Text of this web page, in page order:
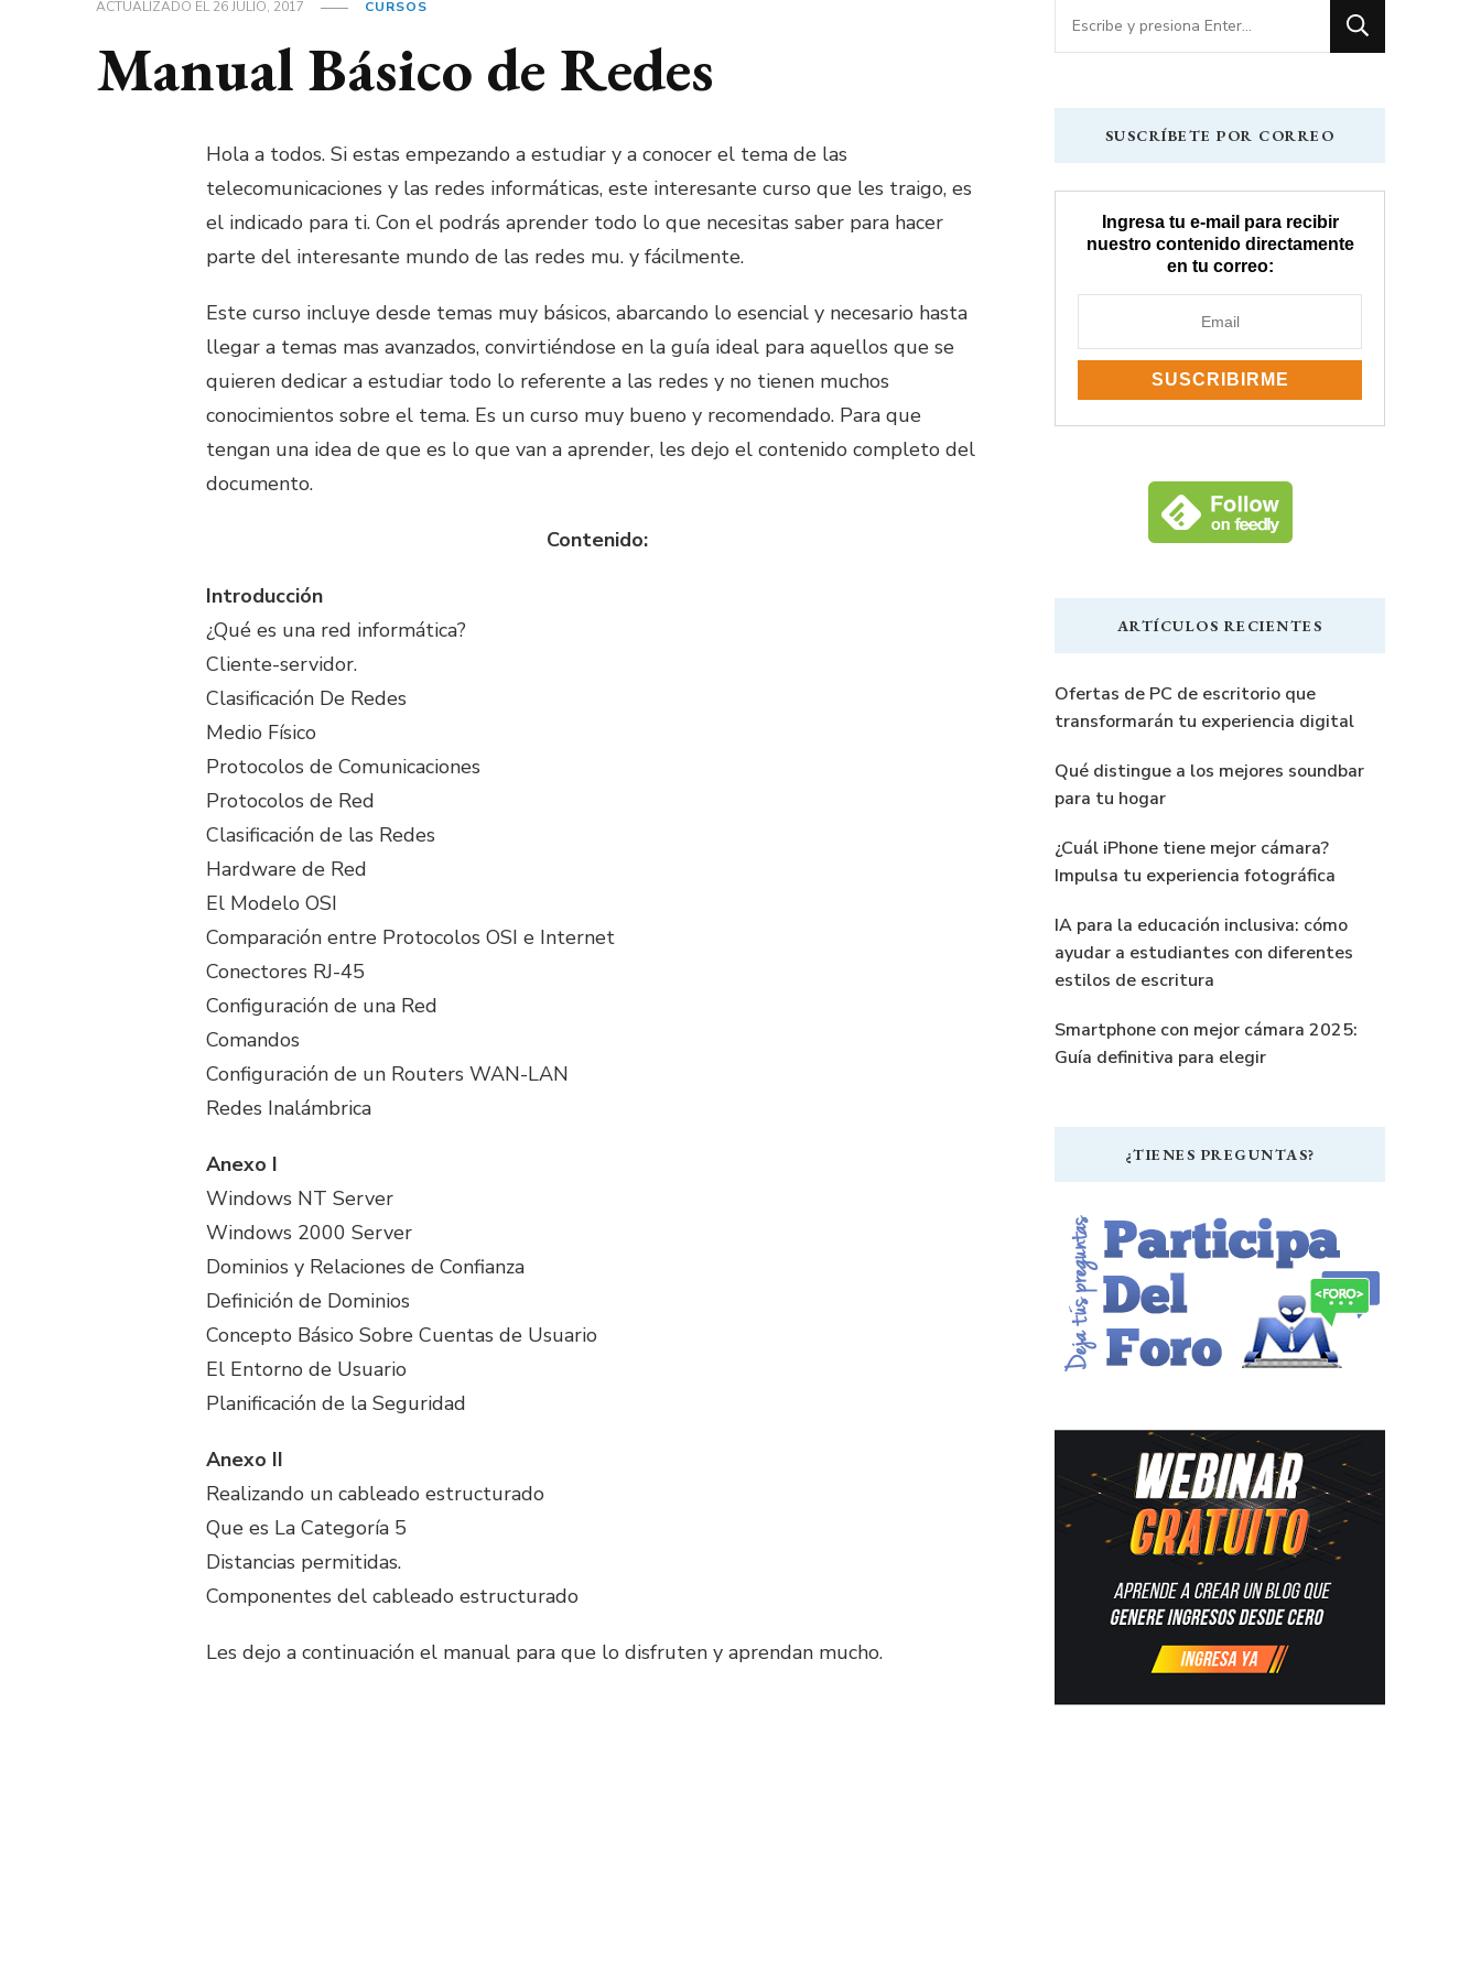
ACTUALIZADO EL26 JULIO, 2017 CURSOS
Manual Básico de Redes
Hola a todos. Si estas empezando a estudiar y a conocer el tema de las
telecomunicaciones y las redes informáticas, este interesante curso que les traigo, es
el indicado para ti. Con el podrás aprender todo lo que necesitas saber para hacer
parte del interesante mundo de las redes mu. y fácilmente.
Este curso incluye desde temas muy básicos, abarcando lo esencial y necesario hasta
llegar a temas mas avanzados, convirtiéndose en la guía ideal para aquellos que se
quieren dedicar a estudiar todo lo referente a las redes y no tienen muchos
conocimientos sobre el tema. Es un curso muy bueno y recomendado. Para que
tengan una idea de que es lo que van a aprender, les dejo el contenido completo del
documento.
Contenido:
Introducción
¿Qué es una red informática?
Cliente-servidor.
Clasificación De Redes
Medio Físico
Protocolos de Comunicaciones
Protocolos de Red
Clasificación de las Redes
Hardware de Red
El Modelo OSI
Comparación entre Protocolos OSI e Internet
Conectores RJ-45
Configuración de una Red
Comandos
Configuración de un Routers WAN-LAN
Redes Inalámbrica
Anexo I
Windows NT Server
Windows 2000 Server
Dominios y Relaciones de Confianza
Definición de Dominios
Concepto Básico Sobre Cuentas de Usuario
El Entorno de Usuario
Planificación de la Seguridad
Anexo II
Realizando un cableado estructurado
Que es La Categoría 5
Distancias permitidas.
Componentes del cableado estructurado
Les dejo a continuación el manual para que lo disfruten y aprendan mucho.
¿Buscas
algo?
SUSCRÍBETE POR CORREO
Ingresa tu e-mail para recibir
nuestro contenido directamente
en tu correo:
ARTÍCULOS RECIENTES
Ofertas de PC de escritorio que
transformarán tu experiencia digital
Qué distingue a los mejores soundbar
para tu hogar
¿Cuál iPhone tiene mejor cámara?
Impulsa tu experiencia fotográfica
IA para la educación inclusiva: cómo
ayudar a estudiantes con diferentes
estilos de escritura
Smartphone con mejor cámara 2025:
Guía definitiva para elegir
¿TIENES PREGUNTAS?